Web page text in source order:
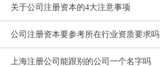
关于公司注册资本的4大注意事项
公司注册资本要参考所在行业资质要求吗
上海注册公司能跟别的公司一个名字吗